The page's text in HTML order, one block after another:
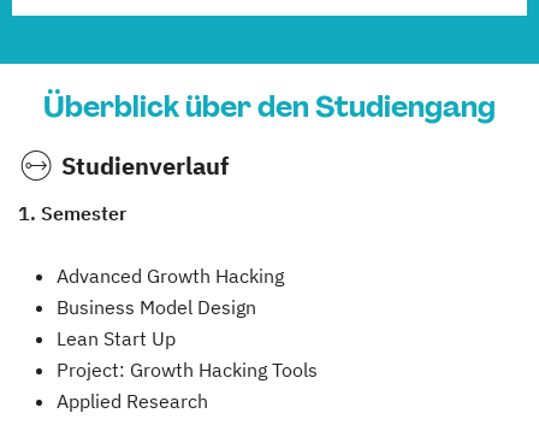
Überblick über den Studiengang
Studienverlauf
1. Semester
Advanced Growth Hacking
Business Model Design
Lean Start Up
Project: Growth Hacking Tools
Applied Research